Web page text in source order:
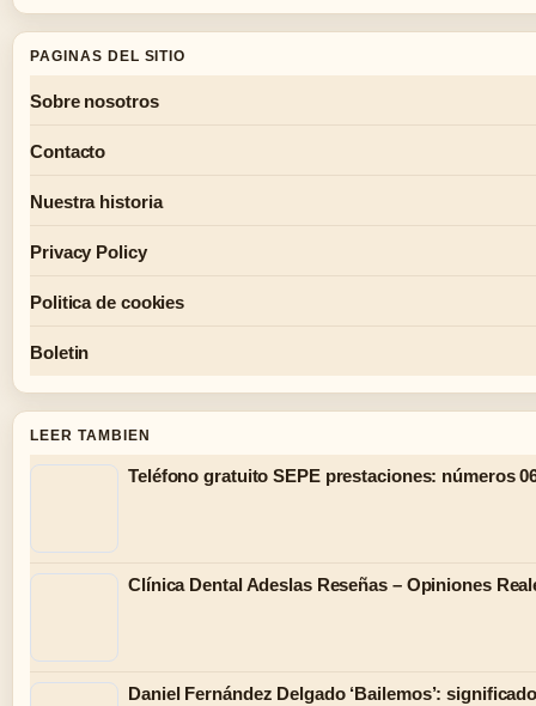
PAGINAS DEL SITIO
Sobre nosotros
Contacto
Nuestra historia
Privacy Policy
Politica de cookies
Boletin
LEER TAMBIEN
Teléfono gratuito SEPE prestaciones: números
Clínica Dental Adeslas Reseñas – Opiniones
Daniel Fernández Delgado ‘Bailemos’: